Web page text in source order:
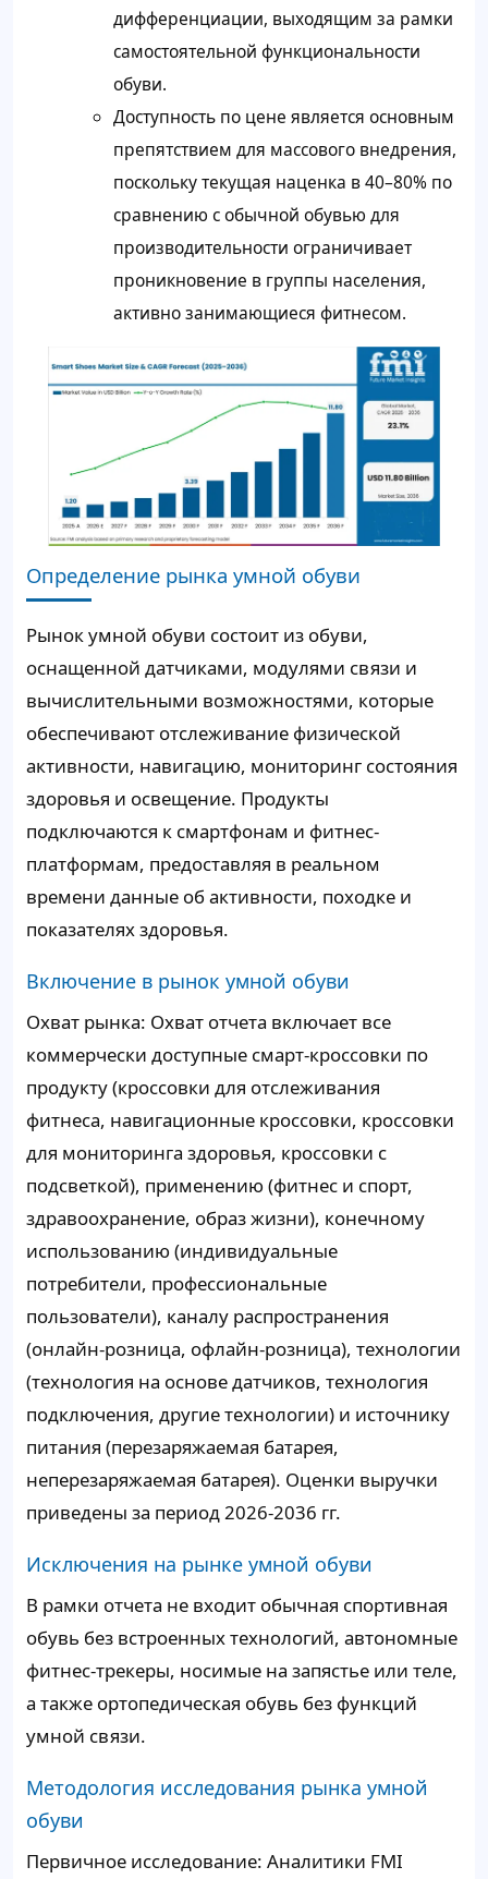
дифференциации, выходящим за рамки
самостоятельной функциональности
обуви.
Доступность по цене является основным
препятствием для массового внедрения,
поскольку текущая наценка в 40–80% по
сравнению с обычной обувью для
производительности ограничивает
проникновение в группы населения,
активно занимающиеся фитнесом.
Определение рынка умной обуви
Рынок умной обуви состоит из обуви,
оснащенной датчиками, модулями связи и
вычислительными возможностями, которые
обеспечивают отслеживание физической
активности, навигацию, мониторинг состояния
здоровья и освещение. Продукты
подключаются к смартфонам и фитнес-
платформам, предоставляя в реальном
времени данные об активности, походке и
показателях здоровья.
Включение в рынок умной обуви
Охват рынка: Охват отчета включает все
коммерчески доступные смарт-кроссовки по
продукту (кроссовки для отслеживания
фитнеса, навигационные кроссовки, кроссовки
для мониторинга здоровья, кроссовки с
подсветкой), применению (фитнес и спорт,
здравоохранение, образ жизни), конечному
использованию (индивидуальные
потребители, профессиональные
пользователи), каналу распространения
(онлайн-розница, офлайн-розница), технологии
(технология на основе датчиков, технология
подключения, другие технологии) и источнику
питания (перезаряжаемая батарея,
неперезаряжаемая батарея). Оценки выручки
приведены за период 2026-2036 гг.
Исключения на рынке умной обуви
В рамки отчета не входит обычная спортивная
обувь без встроенных технологий, автономные
фитнес-трекеры, носимые на запястье или теле,
а также ортопедическая обувь без функций
умной связи.
Методология исследования рынка умной
обуви
Первичное исследование: Аналитики FMI